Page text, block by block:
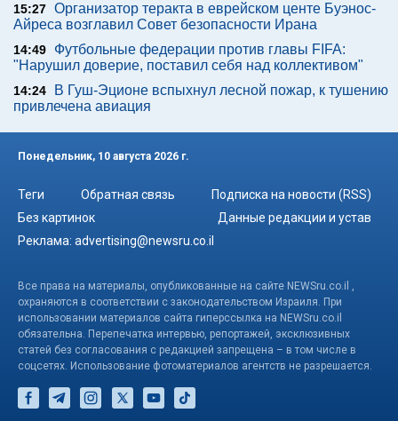
15:27 Организатор теракта в еврейском центе Буэнос-
Айреса возглавил Совет безопасности Ирана
14:49
Футбольные федерации против главы FIFA:
"Нарушил доверие, поставил себя над коллективом"
14:24
В Гуш-Эционе вспыхнул лесной пожар, к тушению
привлечена авиация
Понедельник, 10 августа 2026 г.
Теги Обратная связь
Подписка на новости (RSS)
Без картинок
Данные редакции и устав
Реклама: advertising@newsru.co.il
Все права на материалы, опубликованные на сайте NEWSru.co.il ,
охраняются в соответствии с законодательством Израиля. При
использовании материалов сайта гиперссылка на NEWSru.co.il
обязательна. Перепечатка интервью, репортажей, эксклюзивных
статей без согласования с редакцией запрещена – в том числе в
соцсетях. Использование фотоматериалов агентств не разрешается.